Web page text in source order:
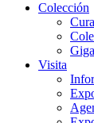
Colección
Visita